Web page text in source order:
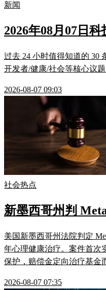
新闻
2026年08月07日
过去 24 小时值得知道的 30
开发者/健康/社会等核心议题
2026-08-07 09:03
社会热点
新墨西哥州判
美国新墨西哥州法院判定
年心理健康治疗。案件首次
保护，赔偿金定向治疗基金
2026-08-07 07:35